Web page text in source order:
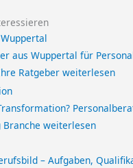
aus Wuppertal für
Ratgeber weiterlesen
weiterlesen
– Aufgaben,